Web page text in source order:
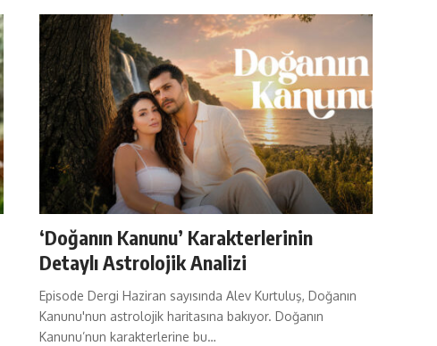
‘Doğanın Kanunu’ Karakterlerinin
Detaylı Astrolojik Analizi
Episode Dergi Haziran sayısında Alev Kurtuluş, Doğanın
Kanunu'nun astrolojik haritasına bakıyor. Doğanın
Kanunu’nun karakterlerine bu…